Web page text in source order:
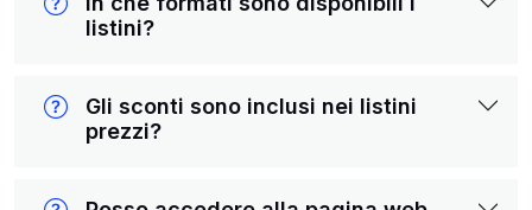
listini?
Gli sconti sono inclusi nei listini
prezzi?